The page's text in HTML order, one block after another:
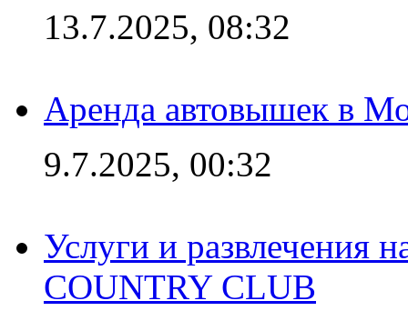
13.7.2025, 08:32
Аренда автовышек в
9.7.2025, 00:32
Услуги и развлечения
COUNTRY CLUB